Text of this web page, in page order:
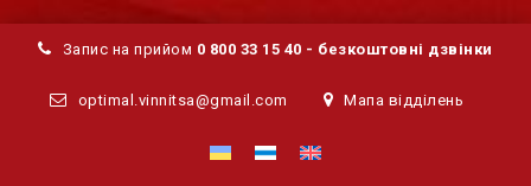
Запис на прийом 0 800 33 15 40 - безкоштовні дзвінки
optimal.vinnitsa@gmail.com Мапа відділень